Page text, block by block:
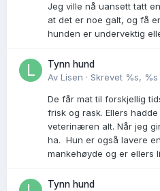
Jeg ville nå uansett tatt
at det er noe galt, og få
hunden er undervektig
Tynn hund
Av Lisen · Skrevet %s, %s
De får mat til forskjellig
frisk og rask. Ellers
veterinæren alt. Når jeg
ha. Hun er også lavere
mankehøyde og er ellers
Tynn hund